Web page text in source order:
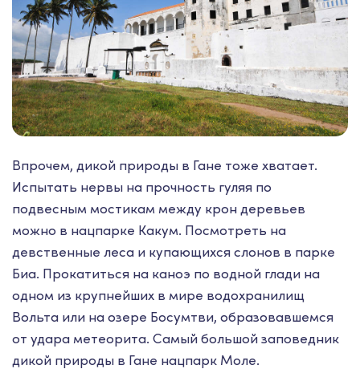
Впрочем, дикой природы в Гане тоже хватает.
Испытать нервы на прочность гуляя по
подвесным мостикам между крон деревьев
можно в нацпарке Какум. Посмотреть на
девственные леса и купающихся слонов в парке
Биа. Прокатиться на каноэ по водной глади на
одном из крупнейших в мире водохранилищ
Вольта или на озере Босумтви, образовавшемся
от удара метеорита. Самый большой заповедник
дикой природы в Гане нацпарк Моле.